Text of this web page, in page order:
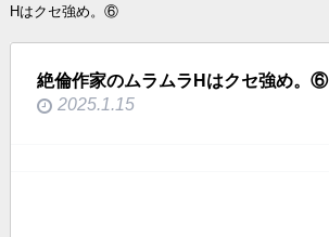
Hはクセ強め。⑥
絶倫作家のムラムラHはクセ強め。⑥
2025.1.15